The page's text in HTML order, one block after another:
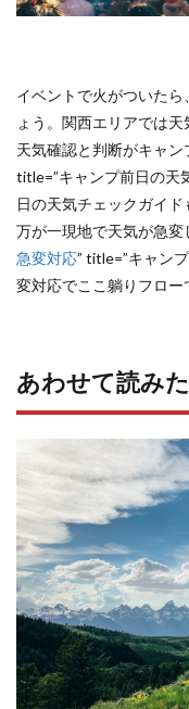
イベ
者増
加の
背景
10
関西
外の
アウ
トド
報も
して
11
おす
すめ
関連
記事
12
関西
イベントで火がついた
ょう。関西エリアでは
天気確認と判断がキャン
title=”キャンプ前日の天
日の天気チェックガイド
万が一現地で天気が急
急変対応” title=”キャン
変対応でここ躺りフロー
あわせて読み